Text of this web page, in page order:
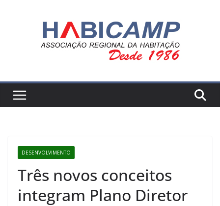
DESENVOLVIMENTO
Três novos conceitos
integram Plano Diretor